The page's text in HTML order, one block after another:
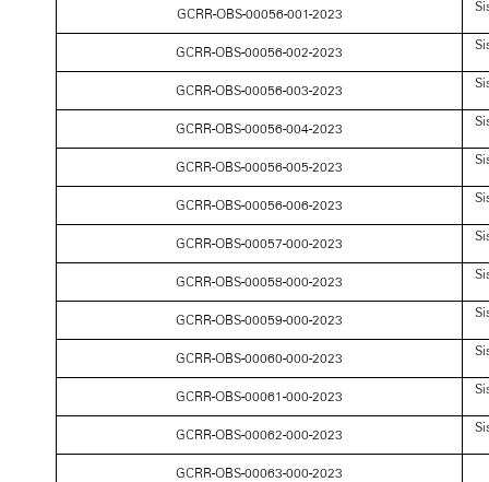
GCRR-OBS-00056-001-2023
GCRR-OBS-00056-002-2023
GCRR-OBS-00056-003-2023
GCRR-OBS-00056-004-2023
GCRR-OBS-00056-005-2023
GCRR-OBS-00056-006-2023
GCRR-OBS-00057-000-2023
GCRR-OBS-00058-000-2023
GCRR-OBS-00059-000-2023
GCRR-OBS-00060-000-2023
GCRR-OBS-00061-000-2023
GCRR-OBS-00062-000-2023
GCRR-OBS-00063-000-2023